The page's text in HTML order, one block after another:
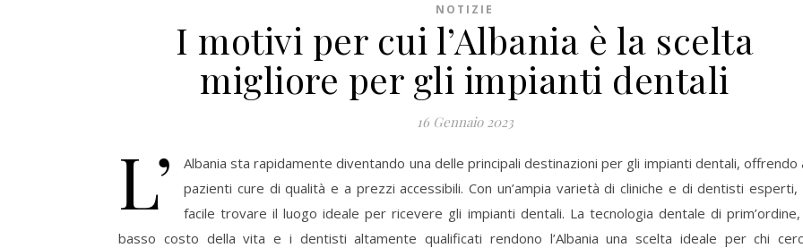
NOTIZIE
I motivi per cui l’Albania è la scelta
migliore per gli impianti dentali
16 Gennaio 2023
L’
Albania sta rapidamente diventando una delle principali destinazioni per gli impianti dentali, offrendo
pazienti cure di qualità e a prezzi accessibili. Con un’ampia varietà di cliniche e di dentisti esperti,
facile trovare il luogo ideale per ricevere gli impianti dentali. La tecnologia dentale di prim’ordine,
basso costo della vita e i dentisti altamente qualificati rendono l’Albania una scelta ideale per chi